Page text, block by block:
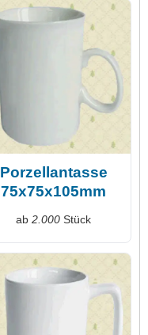
Porzellantasse
75x75x105mm
ab 2.000 Stück